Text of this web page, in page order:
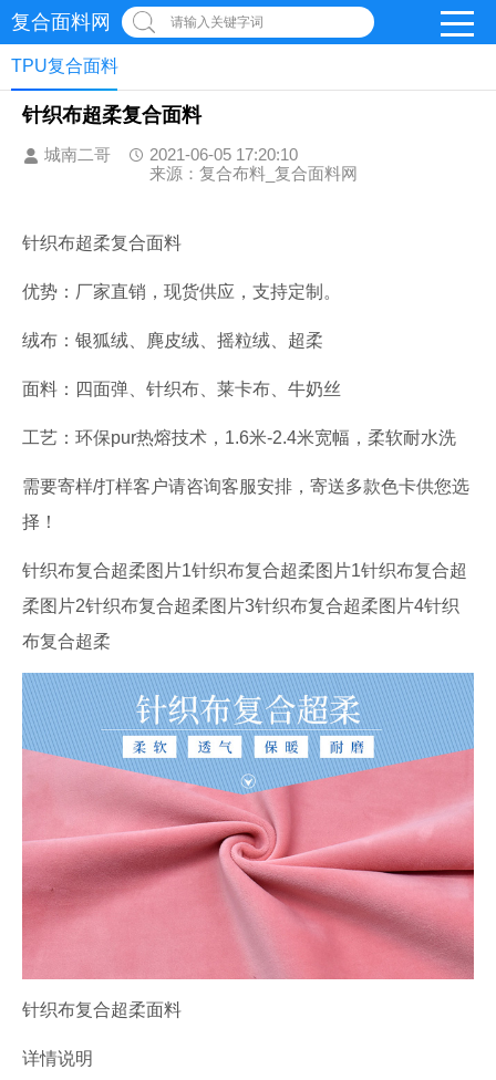
复合面料网 请输入关键字词
TPU复合面料
针织布超柔复合面料
城南二哥
2021-06-05 17:20:10
来源：复合布料_复合面料网
针织布超柔复合面料
优势：厂家直销，现货供应，支持定制。
绒布：银狐绒、麂皮绒、摇粒绒、超柔
面料：四面弹、针织布、莱卡布、牛奶丝
工艺：环保pur热熔技术，1.6米-2.4米宽幅，柔软耐水洗
需要寄样/打样客户请咨询客服安排，寄送多款色卡供您选
择！
针织布复合超柔图片1针织布复合超柔图片1针织布复合超
柔图片2针织布复合超柔图片3针织布复合超柔图片4针织
布复合超柔
针织布复合超柔面料
详情说明